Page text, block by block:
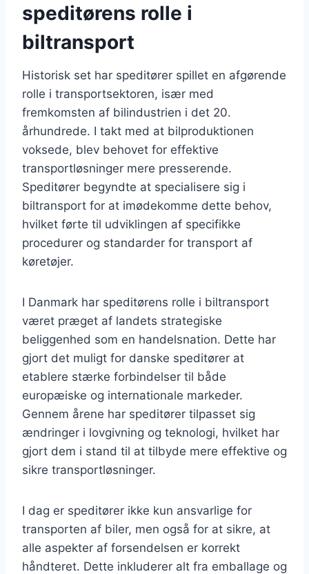
speditørens rolle i
biltransport
Historisk set har speditører spillet en afgørende
rolle i transportsektoren, især med
fremkomsten af bilindustrien i det 20.
århundrede. I takt med at bilproduktionen
voksede, blev behovet for effektive
transportløsninger mere presserende.
Speditører begyndte at specialisere sig i
biltransport for at imødekomme dette behov,
hvilket førte til udviklingen af specifikke
procedurer og standarder for transport af
køretøjer.
I Danmark har speditørens rolle i biltransport
været præget af landets strategiske
beliggenhed som en handelsnation. Dette har
gjort det muligt for danske speditører at
etablere stærke forbindelser til både
europæiske og internationale markeder.
Gennem årene har speditører tilpasset sig
ændringer i lovgivning og teknologi, hvilket har
gjort dem i stand til at tilbyde mere effektive og
sikre transportløsninger.
I dag er speditører ikke kun ansvarlige for
transporten af biler, men også for at sikre, at
alle aspekter af forsendelsen er korrekt
håndteret. Dette inkluderer alt fra emballage og